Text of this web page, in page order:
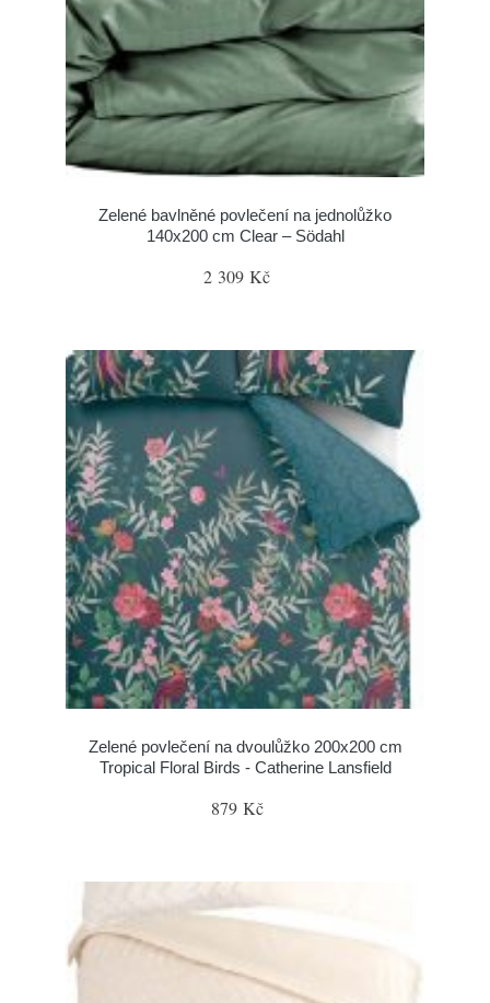
Zelené bavlněné povlečení na jednolůžko
140x200 cm Clear – Södahl
2 309 Kč
Zelené povlečení na dvoulůžko 200x200 cm
Tropical Floral Birds - Catherine Lansfield
879 Kč